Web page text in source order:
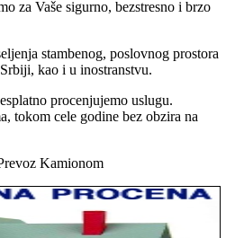
za Vaše sigurno, bezstresno i brzo
stambenog, poslovnog prostora
kao i u inostranstvu.
procenjujemo uslugu.
tokom cele godine bez obzira na